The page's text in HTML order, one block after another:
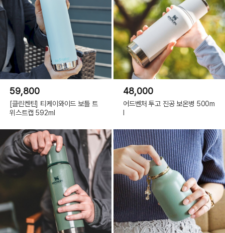
59,800
[클린켄틴] 티케이와이드 보틀 트
위스트캡 592ml
48,000
어드벤처 투고 진공 보온병 500m
l